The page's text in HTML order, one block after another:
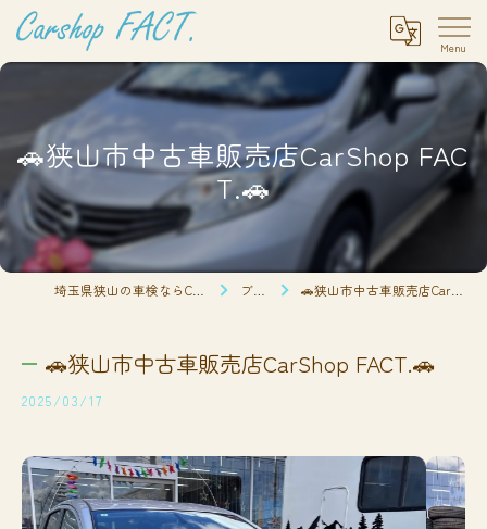
🚗狭山市中古車販売店CarShop FAC
T.🚗
ブログ 🚗狭山市中古車販売店CarShop FACT.🚗
🚗狭山市中古車販売店CarShop FACT.🚗
2025/03/17